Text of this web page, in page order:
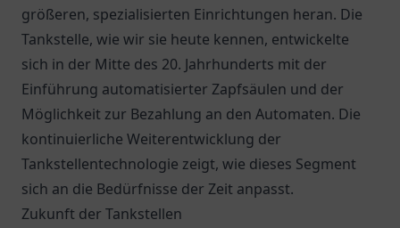
größeren, spezialisierten Einrichtungen heran. Die
Tankstelle, wie wir sie heute kennen, entwickelte
sich in der Mitte des 20. Jahrhunderts mit der
Einführung automatisierter Zapfsäulen und der
Möglichkeit zur Bezahlung an den Automaten. Die
kontinuierliche Weiterentwicklung der
Tankstellentechnologie zeigt, wie dieses Segment
sich an die Bedürfnisse der Zeit anpasst.
Zukunft der Tankstellen